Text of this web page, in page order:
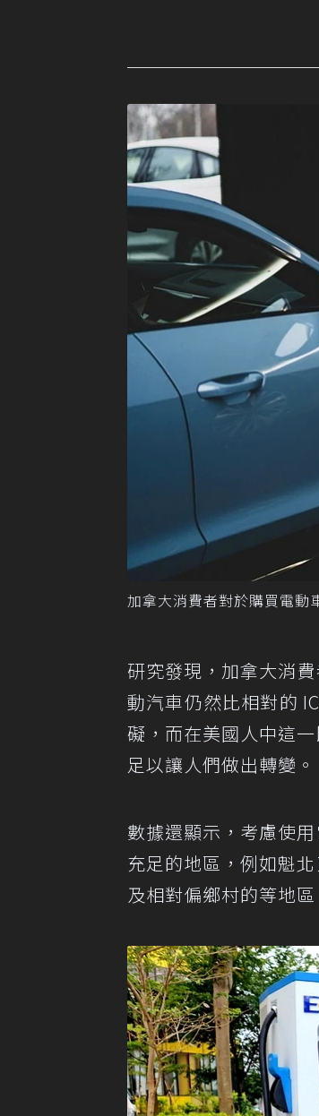
加拿大消費者對於購買電
研究發現，加拿大消
動汽車仍然比相對的
礙，而在美國人中這
足以讓人們做出轉變。
數據還顯示，考慮使
充足的地區，例如魁
及相對偏鄉村的等地